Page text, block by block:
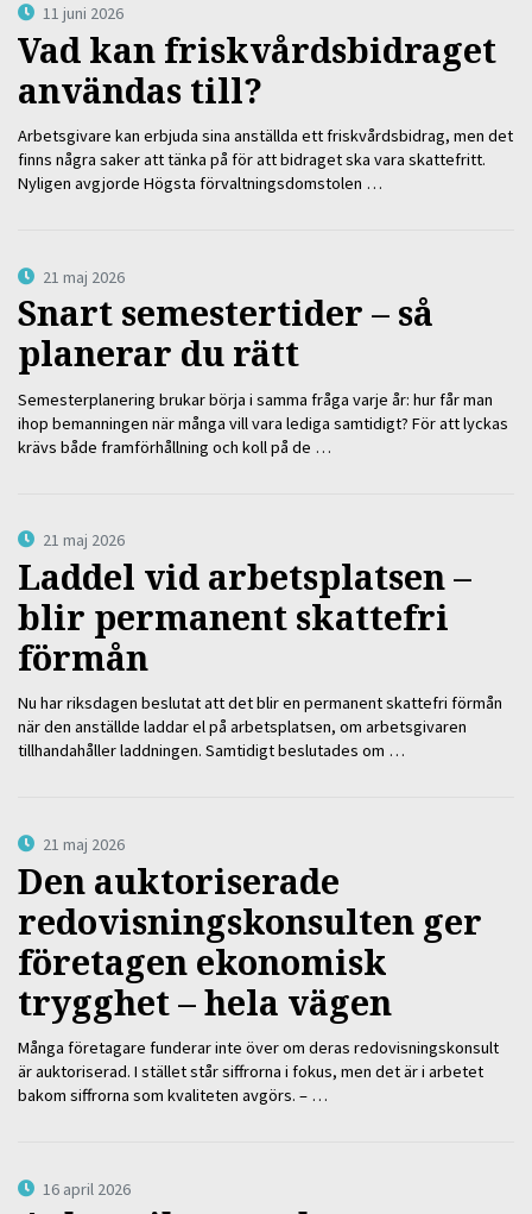
11 juni 2026
Vad kan friskvårdsbidraget
användas till?
Arbetsgivare kan erbjuda sina anställda ett friskvårdsbidrag, men det
finns några saker att tänka på för att bidraget ska vara skattefritt.
Nyligen avgjorde Högsta förvaltningsdomstolen …
21 maj 2026
Snart semestertider – så
planerar du rätt
Semesterplanering brukar börja i samma fråga varje år: hur får man
ihop bemanningen när många vill vara lediga samtidigt? För att lyckas
krävs både framförhållning och koll på de …
21 maj 2026
Laddel vid arbetsplatsen –
blir permanent skattefri
förmån
Nu har riksdagen beslutat att det blir en permanent skattefri förmån
när den anställde laddar el på arbetsplatsen, om arbetsgivaren
tillhandahåller laddningen. Samtidigt beslutades om …
21 maj 2026
Den auktoriserade
redovisningskonsulten ger
företagen ekonomisk
trygghet – hela vägen
Många företagare funderar inte över om deras redovisningskonsult
är auktoriserad. I stället står siffrorna i fokus, men det är i arbetet
bakom siffrorna som kvaliteten avgörs. – …
16 april 2026